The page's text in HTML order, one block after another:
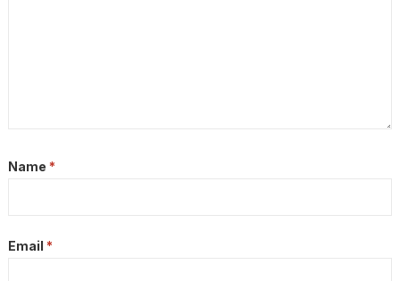
Name *
Email *